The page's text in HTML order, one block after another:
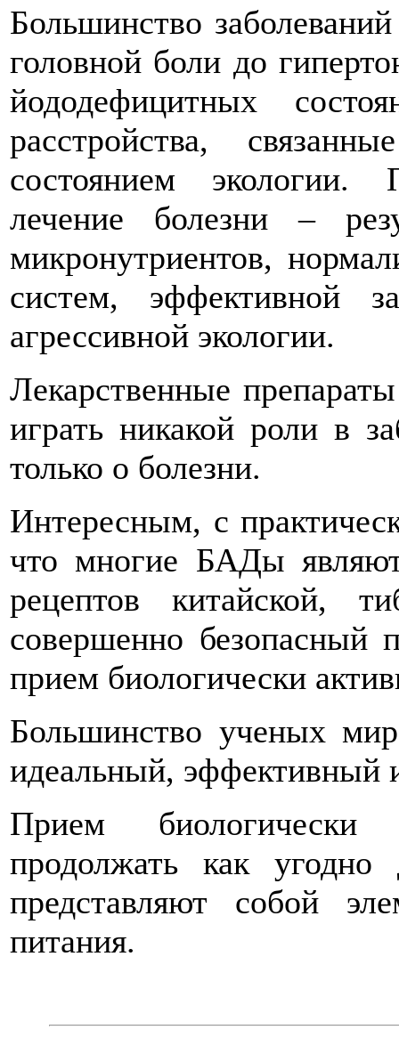
Большинство
головной боли до
йододефицитных
расстройства,
состоянием экологии.
лечение болезни –
микронутриентов,
систем, эффективной
агрессивной экологии.
Лекарственные
играть никакой роли в
только о болезни.
Интересным, с
что многие БАДы
рецептов китайской,
совершенно безопасный
прием биологически
Большинство ученых
идеальный, эффективный
Прием
продолжать как
представляют собой
питания.